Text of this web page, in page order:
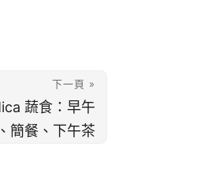
下一頁 »
蔬食：早午
簡餐、下午茶